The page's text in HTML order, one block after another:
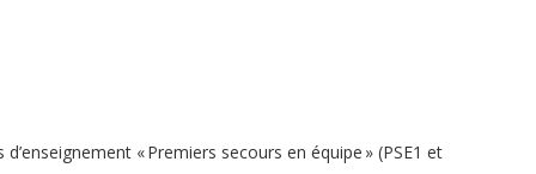
« Premiers secours en équipe » (PSE1 et